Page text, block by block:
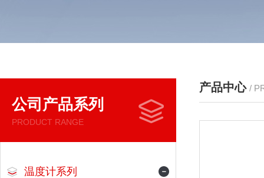
公司产品系列
PRODUCT RANGE
温度计系列
产品中心 /